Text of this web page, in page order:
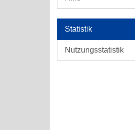
Statistik
Nutzungsstatistik